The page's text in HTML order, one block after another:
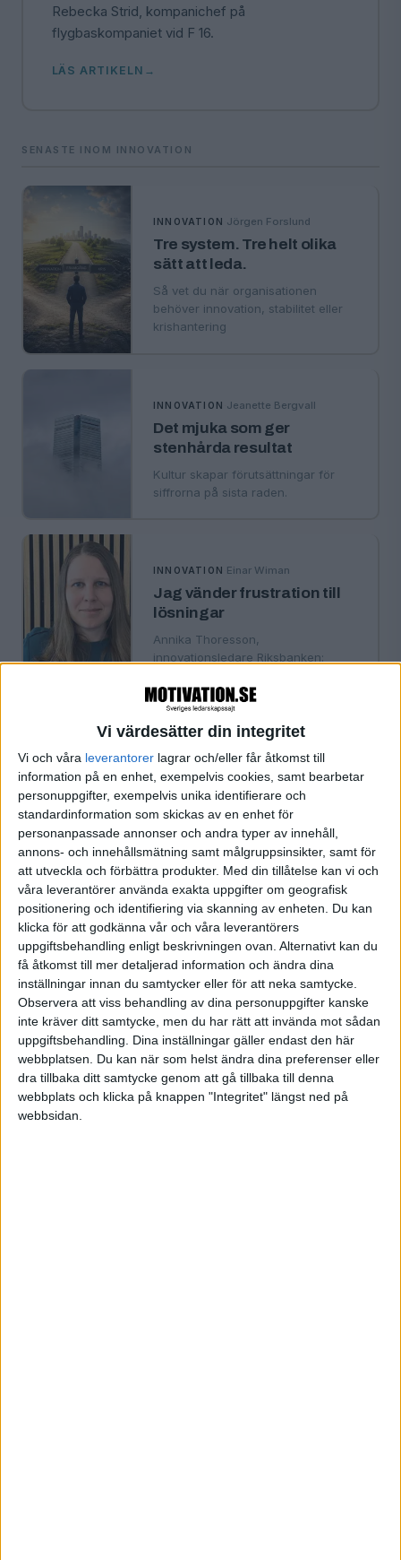
Vi värdesätter din integritet
Vi och våra leverantorer lagrar och/eller får åtkomst till
information på en enhet, exempelvis cookies, samt bearbetar
personuppgifter, exempelvis unika identifierare och
standardinformation som skickas av en enhet för
personanpassade annonser och andra typer av innehåll,
annons- och innehållsmätning samt målgruppsinsikter, samt för
att utveckla och förbättra produkter. Med din tillåtelse kan vi och
våra leverantörer använda exakta uppgifter om geografisk
positionering och identifiering via skanning av enheten. Du kan
klicka för att godkänna vår och våra leverantörers
uppgiftsbehandling enligt beskrivningen ovan. Alternativt kan du
få åtkomst till mer detaljerad information och ändra dina
inställningar innan du samtycker eller för att neka samtycke.
Observera att viss behandling av dina personuppgifter kanske
inte kräver ditt samtycke, men du har rätt att invända mot sådan
uppgiftsbehandling. Dina inställningar gäller endast den här
webbplatsen. Du kan när som helst ändra dina preferenser eller
dra tillbaka ditt samtycke genom att gå tillbaka till denna
webbplats och klicka på knappen "Integritet" längst ned på
webbsidan.
Rebecka Strid, kompanichef på
flygbaskompaniet vid F 16.
LÄS ARTIKELN
SENASTE INOM INNOVATION
INNOVATION Jörgen Forslund
Tre system. Tre helt olika
sätt att leda.
Så vet du när organisationen
behöver innovation, stabilitet eller
krishantering
INNOVATION Jeanette Bergvall
Det mjuka som ger
stenhårda resultat
Kultur skapar förutsättningar för
siffrorna på sista raden.
INNOVATION Einar Wiman
Jag vänder frustration till
lösningar
Annika Thoresson,
innovationsledare Riksbanken:
uppfinna lösningen utan måste
samtidigt bygga processer ⎼ och få
med sig människor.
INNOVATION Einar Wiman
Utan utmaningar och
motstånd sker ingen
förändring
Rebecka Janols, innovationsledare,
Umeå kommun och Årets
Innovationsledare finalist – offentlig
sektor: ”Projektledning och
innovationsledning följer olika
logiker och arbetssätt.”
INNOVATION·Einar Wiman
Integrera innovation i
affärsstrategin